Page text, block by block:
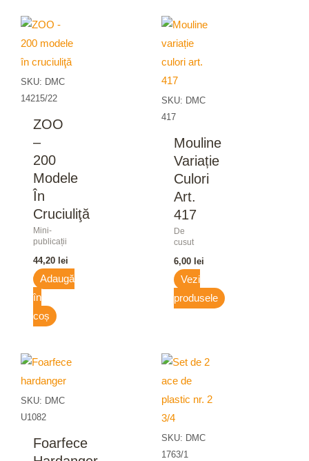
SKU: DMC
14215/22
ZOO
–
200
Modele
În
Cruciuliţă
Mini-
publicații
44,20 lei
Adaugă
în
coș
SKU: DMC
417
Mouline
Variație
Culori
Art.
417
De
cusut
6,00 lei
Vezi
produsele
SKU: DMC
U1082
Foarfece
SKU: DMC
1763/1